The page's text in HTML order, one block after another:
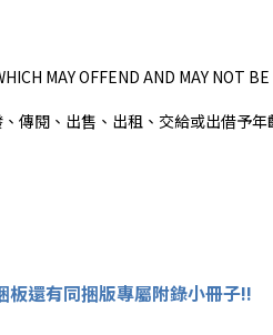
MAY OFFEND AND MAY NOT
傳閱、出售、出租、交給或出借予
還有同捆版專屬附錄小冊子!!